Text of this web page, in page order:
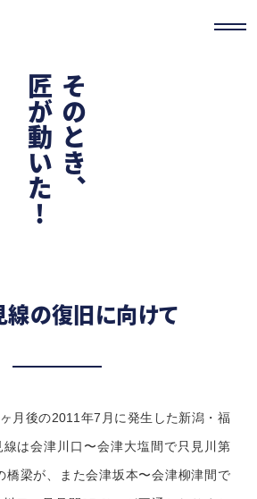
そのとき、
匠が動いた!
の復旧に向けて
月後の2011年7月に発生した新潟・福
は会津川口〜会津大塩間で只見川第
橋梁が、また会津坂本〜会津柳津間で